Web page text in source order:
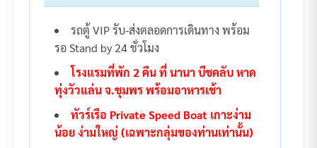
รถตู้ VIP รับ-ส่งตลอดการเดินทาง พร้อม
รอ Stand by 24 ชั่วโมง
โรงแรมที่พัก 2 คืน ที่ นานา บีชคลับ หาด
ทุ่งวัวแล่น จ.ชุมพร พร้อมอาหารเช้า
ทัวร์เรือ Private Speed Boat เกาะง่าม
น้อย ง่ามใหญ่ (เฉพาะกลุ่มของท่านเท่านั้น)